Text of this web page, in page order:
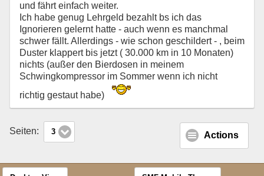
und fährt einfach weiter.
Ich habe genug Lehrgeld bezahlt bs ich das
Ignorieren gelernt hatte - auch wenn es manchmal
schwer fällt. Allerdings - wie schon geschildert - , beim
Duster klappert bis jetzt ( 30.000 km in 10 Monaten)
nichts (außer den Bierdosen in meinem
Schwingkompressor im Sommer wenn ich nicht
richtig gestaut habe)
Seiten: 3 Actions